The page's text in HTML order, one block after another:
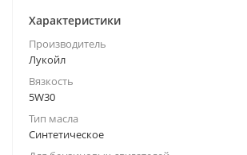
Характеристики
Производитель
Лукойл
Вязкость
5W30
Тип масла
Синтетическое